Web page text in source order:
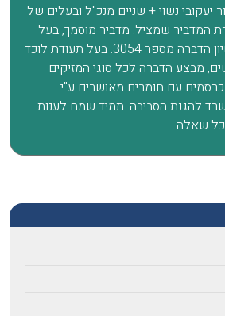
יעקובי נשוי + שניים מנכ"ל ובעלים של
המדביר שמציל. מדביר מוסמך, בעל
רישיון הדברה מספר 3054. בעל תעודת לוכד
מבצע הדברה לכל סוגי המזיקים
עם חומרים מאושרים ע"י
להגנת הסביבה. תמיד שמח לענות
שאלה.